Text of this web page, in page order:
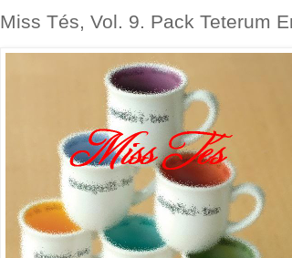
Miss Tés, Vol. 9. Pack Teterum